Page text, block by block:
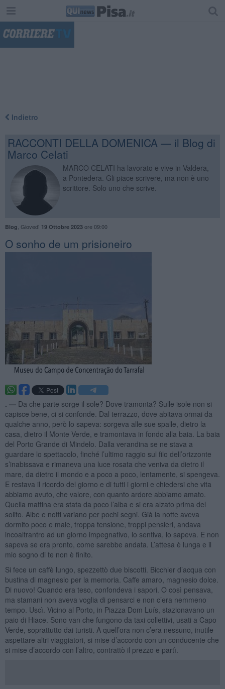
Indietro
RACCONTI DELLA DOMENICA — il Blog di
Marco Celati
MARCO CELATI ha lavorato e vive in Valdera,
a Pontedera. Gli piace scrivere, ma non è uno
scrittore. Solo uno che scrive.
Blog Giovedì 19 Ottobre 2023ore 09:00
O sonho de um prisioneiro
. — Da che parte sorge il sole? Dove tramonta? Sulle isole non si
capisce bene, ci si confonde. Dal terrazzo, dove abitava ormai da
qualche anno, però lo sapeva: sorgeva alle sue spalle, dietro la
casa, dietro il Monte Verde, e tramontava in fondo alla baia. La baia
del Porto Grande di Mindelo. Dalla verandina se ne stava a
guardare lo spettacolo, finché l’ultimo raggio sul filo dell’orizzonte
s’inabissava e rimaneva una luce rosata che veniva da dietro il
mare, da dietro il mondo e a poco a poco, lentamente, si spengeva.
E restava il ricordo del giorno e di tutti i giorni e chiedersi che vita
abbiamo avuto, che valore, con quanto ardore abbiamo amato.
Quella mattina era stata da poco l’alba e si era alzato prima del
solito. Albe e notti variano per pochi segni. Già la notte aveva
dormito poco e male, troppa tensione, troppi pensieri, andava
incoaltrantro ad un giorno impegnativo, lo sentiva, lo sapeva. E non
sapeva se era pronto, come sarebbe andata. L’attesa è lunga e il
mio sogno di te non è finito.
Si fece un caffè lungo, spezzettò due biscotti. Bicchier d’acqua con
bustina di magnesio per la memoria. Caffe amaro, magnesio dolce.
Di nuovo! Quando era teso, confondeva i sapori. O così pensava,
ma stamani non aveva voglia di pensarci e non c’era nemmeno
tempo. Uscì. Vicino al Porto, in Piazza Dom Luís, stazionavano un
paio di Hiace. Sono van che fungono da taxi collettivi, usati a Capo
Verde, soprattutto dai turisti. A quell’ora non c’era nessuno, inutile
aspettare altri viaggiatori, si mise d’accordo con un conducente che
si mise d’accordo con l’altro, contrattò il prezzo e partì.